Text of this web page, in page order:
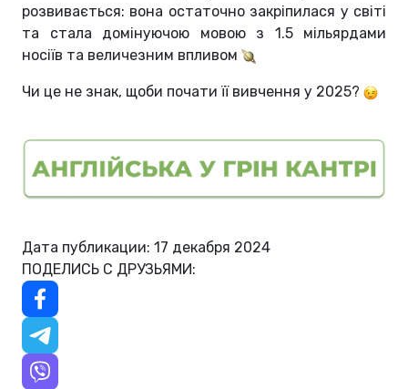
розвивається: вона остаточно закріпилася у світі
та стала домінуючою мовою з 1.5 мільярдами
носіїв та величезним впливом
Чи це не знак, щоби почати її вивчення у 2025?
Дата публикации: 17 декабря 2024
ПОДЕЛИСЬ С ДРУЗЬЯМИ: